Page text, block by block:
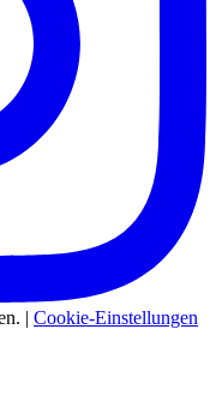
| Cookie-Einstellungen